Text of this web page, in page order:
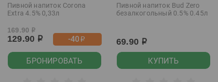
Пивной напиток Corona
Extra 4.5% 0,33л
169.90 р
129.90 р -40р
БРОНИРОВАТЬ
Пивной напиток Bud Zero
безалкогольный 0.5% 0.45л
69.90 р
КУПИТЬ